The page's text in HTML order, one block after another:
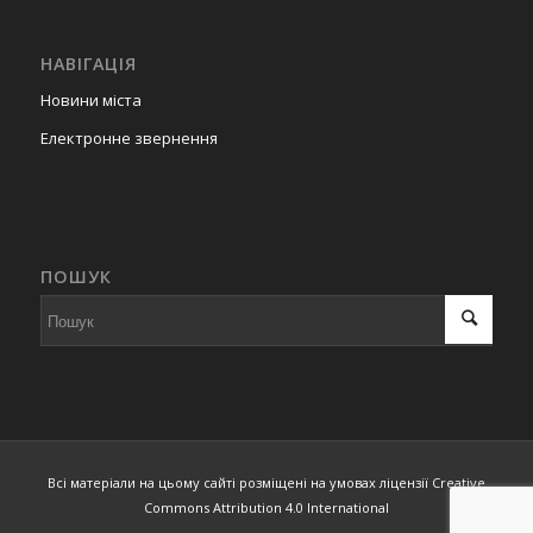
НАВІГАЦІЯ
Новини міста
Електронне звернення
ПОШУК
Всі матеріали на цьому сайті розміщені на умовах ліцензії Creative
Commons Attribution 4.0 International